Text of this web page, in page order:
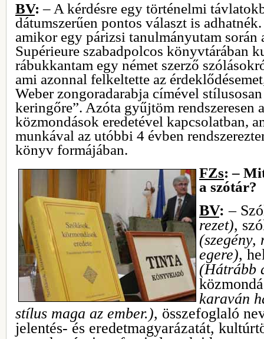
BV: – A kérdésre egy történelmi
dátumszerűen pontos választ is
amikor egy párizsi tanulmányutam során
Supérieure szabadpolcos könyvtárában
rábukkantam egy német szerző
ami azonnal felkeltette az
Weber zongoradarabja címével
keringőre”. Azóta gyűjtöm rendszeresen
közmondások eredetével kapcsolatban,
munkával az utóbbi 4 évben
könyv formájában.
FZs: –
a szótár?
BV: –
rezet),
(szegény,
egere),
(Hátrább
karaván
stílus maga az ember.), összefoglaló
jelentés- és eredetmagyarázatát,